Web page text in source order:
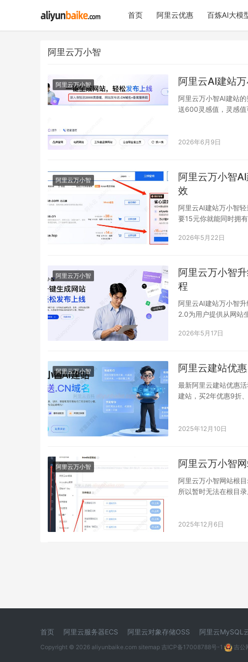
首页 阿里云优惠 百炼AI大模
阿里云万小智
阿里云万小智 阿里云AI建站
阿里云万小智AI建站
送600灵感值，灵感值
2026年6月9日
阿里云万小智
阿里云万小智
效
阿里云AI建站万小智
要15元你就能同时拥
2026年5月22日
阿里云万小智
阿里云万小智
程
阿里云AI建站万小智
2.0为用户提供从网站
2026年5月17日
阿里云万小智 阿里云建站优
最新阿里云建站优惠
建站，买2年优惠9折
2025年12月10日
阿里云万小智 阿里云万小智
阿里云万小智网站根
所以暂时无法在根目
2025年12月6日
首页 阿里云服务器ECS 阿里云对象存储OSS 阿里云MySQL
Copyright © 2026 aliyunbaike.com sitemap 吉ICP备17008788号-1 吉公